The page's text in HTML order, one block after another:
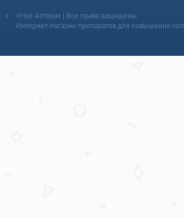
«Моя Аптека» | Все права защищены
Интернет-магазин препаратов для повышения